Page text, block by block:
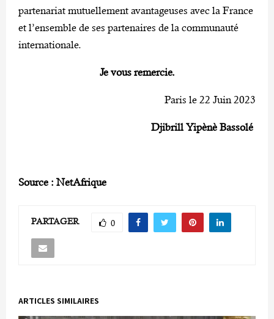
partenariat mutuellement avantageuses avec la France
et l’ensemble de ses partenaires de la communauté
internationale.
Je vous remercie.
Paris le 22 Juin 2023
Djibrill Yipènè Bassolé
Source : NetAfrique
PARTAGER 0
ARTICLES SIMILAIRES